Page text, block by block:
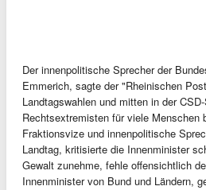
Der innenpolitische Sprecher der
Emmerich, sagte der "Rheinischen
Landtagswahlen und mitten in der
Rechtsextremisten für viele Menschen
Fraktionsvize und innenpolitische
Landtag, kritisierte die Innenminister
Gewalt zunehme, fehle offensichtlich
Innenminister von Bund und Ländern,